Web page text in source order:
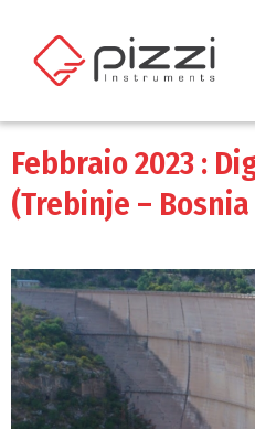
Febbraio 2023 :
(Trebinje –